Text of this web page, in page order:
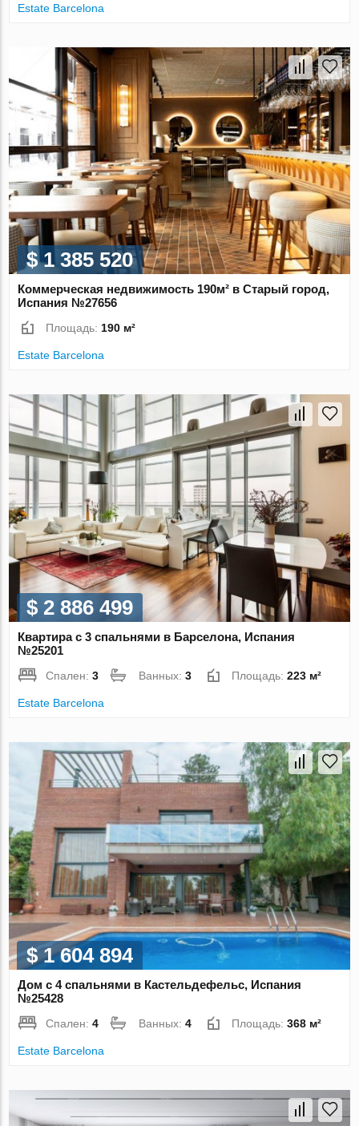
Estate Barcelona
$ 1 385 520
Коммерческая недвижимость 190м² в Старый город,
Испания №27656
Площадь:190 м²
Estate Barcelona
$ 2 886 499
Квартира с 3 спальнями в Барселона, Испания
№25201
Спален:3 Ванных:3 Площадь:223 м²
Estate Barcelona
$ 1 604 894
Дом с 4 спальнями в Кастельдефельс, Испания
№25428
Спален:4 Ванных:4 Площадь:368 м²
Estate Barcelona